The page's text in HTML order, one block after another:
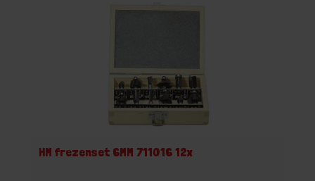
HM frezenset 6MM 711016 12x